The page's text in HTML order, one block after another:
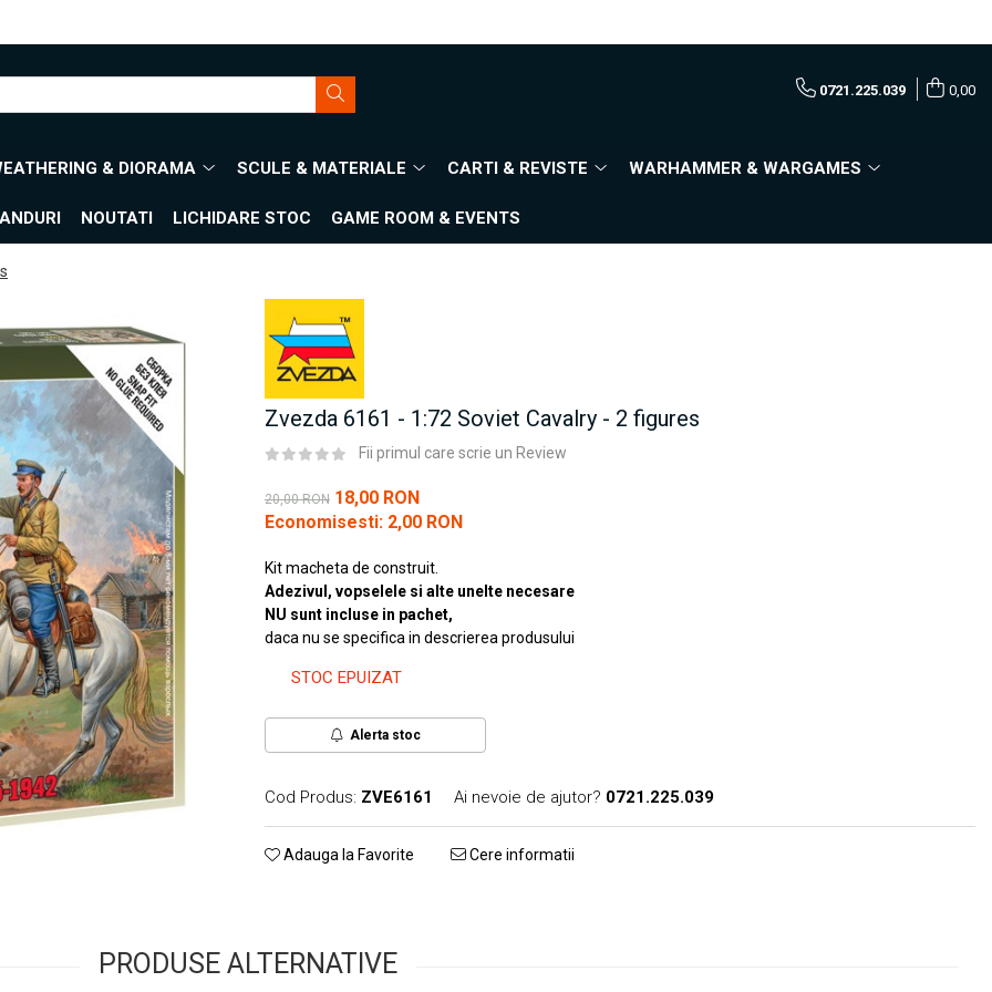
0721.225.039 0,00
& DIORAMA SCULE & MATERIALE CARTI & REVISTE WARHAMMER & WARGAMES
NOUTATI LICHIDARE STOC GAME ROOM & EVENTS
Zvezda 6161 - 1:72 Soviet Cavalry - 2 figures
Fii primul care scrie un Review
20,00 RON 18,00 RON
Economisesti: 2,00 RON
Kit macheta de construit.
Adezivul, vopselele si alte unelte necesare
NU sunt incluse in pachet,
daca nu se specifica in descrierea produsului
STOC EPUIZAT
Alerta stoc
Cod Produs: ZVE6161 Ai nevoie de ajutor? 0721.225.039
Adauga la Favorite Cere informatii
PRODUSE ALTERNATIVE